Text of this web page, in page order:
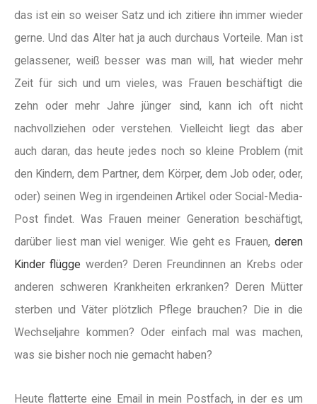
das ist ein so weiser Satz und ich zitiere ihn immer wieder
gerne. Und das Alter hat ja auch durchaus Vorteile. Man ist
gelassener, weiß besser was man will, hat wieder mehr
Zeit für sich und um vieles, was Frauen beschäftigt die
zehn oder mehr Jahre jünger sind, kann ich oft nicht
nachvollziehen oder verstehen. Vielleicht liegt das aber
auch daran, das heute jedes noch so kleine Problem (mit
den Kindern, dem Partner, dem Körper, dem Job oder, oder,
oder) seinen Weg in irgendeinen Artikel oder Social-Media-
Post findet. Was Frauen meiner Generation beschäftigt,
darüber liest man viel weniger. Wie geht es Frauen, deren
Kinder flügge werden? Deren Freundinnen an Krebs oder
anderen schweren Krankheiten erkranken? Deren Mütter
sterben und Väter plötzlich Pflege brauchen? Die in die
Wechseljahre kommen? Oder einfach mal was machen,
was sie bisher noch nie gemacht haben?
Heute flatterte eine Email in mein Postfach, in der es um